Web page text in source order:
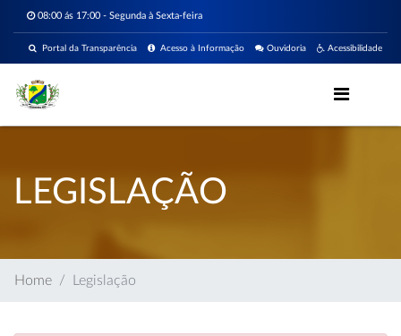
08:00 ás 17:00 - Segunda à Sexta-feira
Acessibilidade
Ouvidoria
Acesso à Informação
Portal da Transparência
LEGISLAÇÃO
Home Legislação